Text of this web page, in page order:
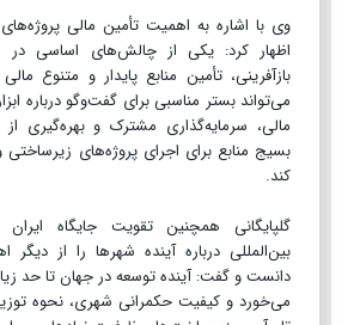
وی با اشاره به اهمیت تأمین مالی
اظهار کرد: یکی از چالش‌های اساسی در
بازآفرینی، تأمین منابع پایدار و متنوع
می‌تواند بستر مناسبی برای گفت‌وگو درباره
مالی، سرمایه‌گذاری مشترک و بهره‌گیری
بسیج منابع برای اجرای پروژه‌های
کند.
گلپایگانی همچنین تقویت جایگاه
بین‌المللی درباره آینده شهرها را از
دانست و گفت: آینده توسعه در جهان تا حد
می‌خورد و کیفیت حکمرانی شهری، نحوه